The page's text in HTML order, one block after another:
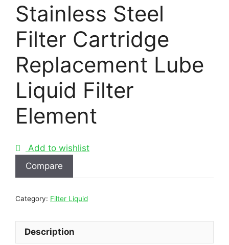
Stainless Steel
Filter Cartridge
Replacement Lube
Liquid Filter
Element
Add to wishlist
Compare
Category: Filter Liquid
Description